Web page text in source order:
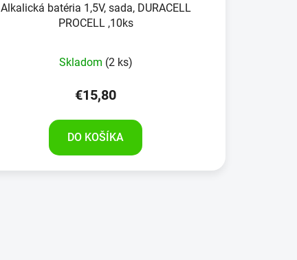
Alkalická batéria 1,5V, sada, DURACELL
PROCELL ,10ks
Skladom (2 ks)
€15,80
DO KOŠÍKA